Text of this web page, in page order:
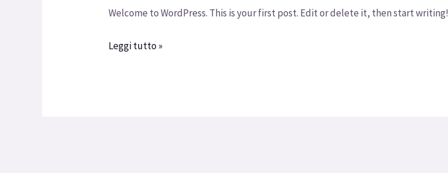
Welcome to WordPress. This is your first post. Edit or delete it, then start writing!
Leggi tutto »